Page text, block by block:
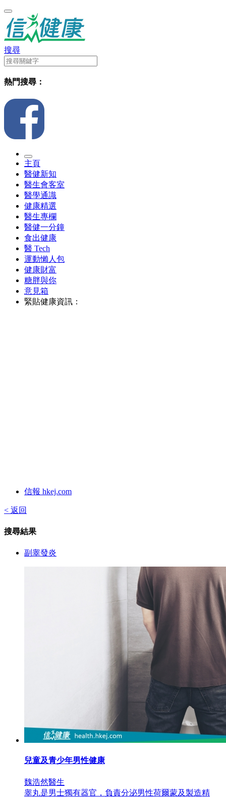
搜尋
熱門搜尋：
主頁
醫健新知
醫生會客室
醫學通識
健康精選
醫生專欄
醫健一分鐘
食出健康
醫 Tech
運動懶人包
健康財富
糖胖與你
意見箱
緊貼健康資訊：
信報 hkej.com
< 返回
搜尋結果
副睾發炎
兒童及青少年男性健康
魏浩然醫生
睾丸是男士獨有器官，負責分泌男性荷爾蒙及製造精